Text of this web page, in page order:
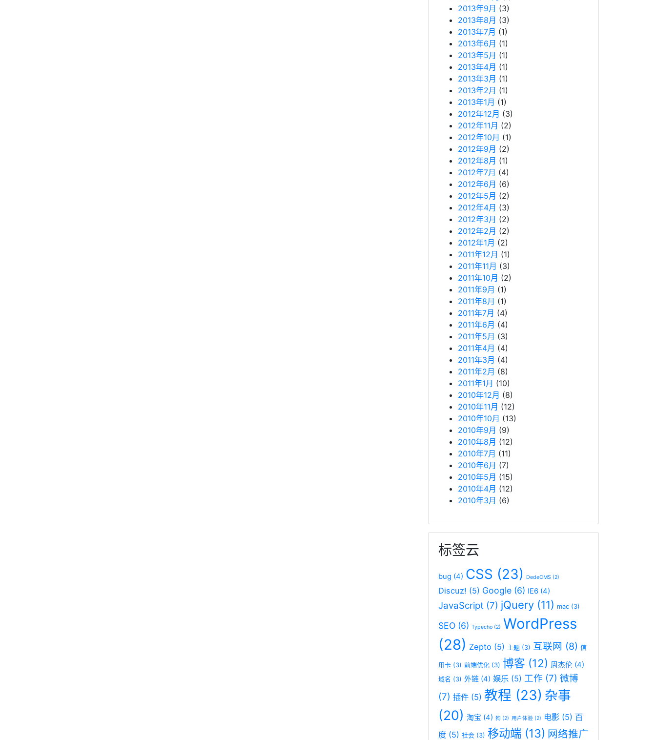
2013年9月 (3)
2013年8月 (3)
2013年7月 (1)
2013年6月 (1)
2013年5月 (1)
2013年4月 (1)
2013年3月 (1)
2013年2月 (1)
2013年1月 (1)
2012年12月 (3)
2012年11月 (2)
2012年10月 (1)
2012年9月 (2)
2012年8月 (1)
2012年7月 (4)
2012年6月 (6)
2012年5月 (2)
2012年4月 (3)
2012年3月 (2)
2012年2月 (2)
2012年1月 (2)
2011年12月 (1)
2011年11月 (3)
2011年10月 (2)
2011年9月 (1)
2011年8月 (1)
2011年7月 (4)
2011年6月 (4)
2011年5月 (3)
2011年4月 (4)
2011年3月 (4)
2011年2月 (8)
2011年1月 (10)
2010年12月 (8)
2010年11月 (12)
2010年10月 (13)
2010年9月 (9)
2010年8月 (12)
2010年7月 (11)
2010年6月 (7)
2010年5月 (15)
2010年4月 (12)
2010年3月 (6)
标签云
bug (4) CSS (23) DedeCMS (2)
Discuz! (5) Google (6) IE6 (4)
JavaScript (7) jQuery (11) mac (3)
SEO (6) Typecho (2) WordPress
(28) Zepto (5) 主题 (3) 互联网 (8) 信
用卡 (3) 前端优化 (3) 博客 (12) 周杰伦 (4)
域名 (3) 外链 (4) 娱乐 (5) 工作 (7) 微博
(7) 插件 (5) 教程 (23) 杂事
(20) 淘宝 (4) 狗 (2) 用户体验 (2) 电影 (5) 百
度 (5) 社会 (3) 移动端 (13) 网络推广